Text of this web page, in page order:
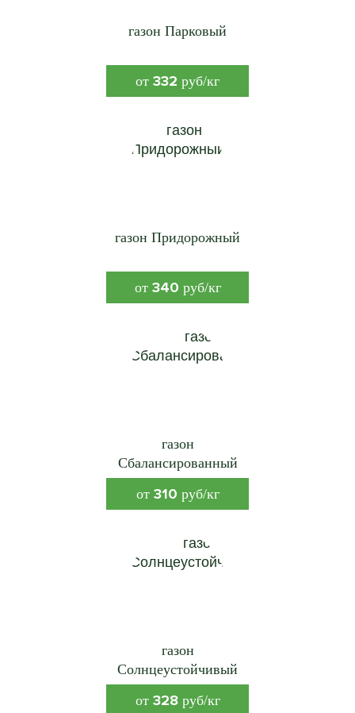
газон Парковый
от 332 руб/кг
газон Придорожный
от 340 руб/кг
газон
Сбалансированный
от 310 руб/кг
газон
Солнцеустойчивый
от 328руб/кг